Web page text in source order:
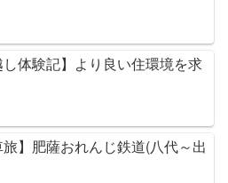
し体験記】より良い住環境を求
旅】肥薩おれんじ鉄道(八代～出